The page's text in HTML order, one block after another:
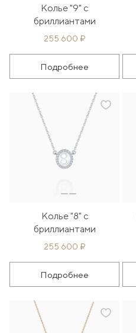
255 600 ₽
Колье "9" с
бриллиантами
Подробнее
255 600 ₽
Колье "8" с
бриллиантами
Подробнее